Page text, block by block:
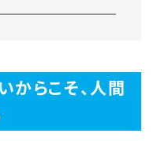
からこそ、人間